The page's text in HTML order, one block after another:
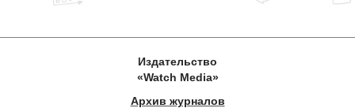
Издательство
«Watch Media»
Архив журналов